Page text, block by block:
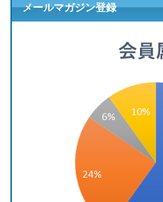
メールマガジン登録